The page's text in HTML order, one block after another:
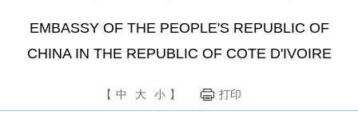
EMBASSY OF THE PEOPLE'S REPUBLIC OF
CHINA IN THE REPUBLIC OF COTE D'IVOIRE
【 中 大 小 】 打印